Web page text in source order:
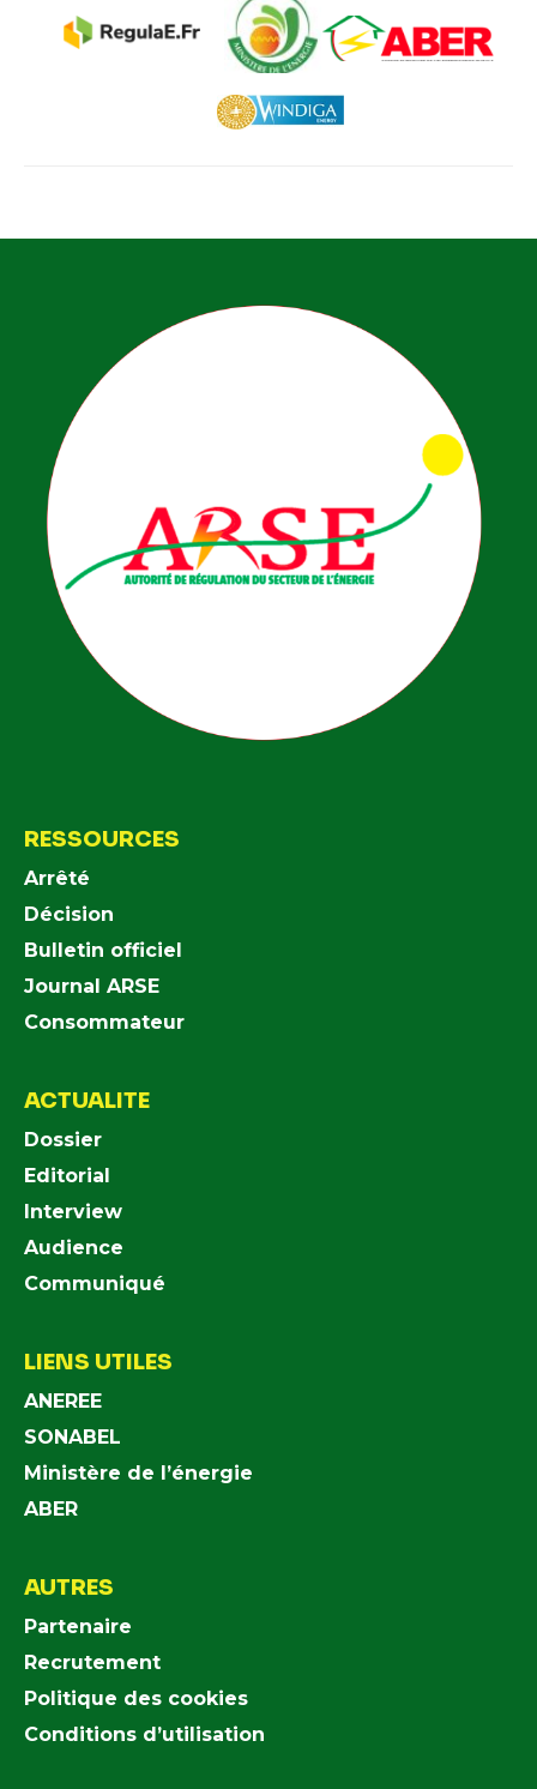
RESSOURCES
Arrêté
Décision
Bulletin officiel
Journal ARSE
Consommateur
ACTUALITE
Dossier
Editorial
Interview
Audience
Communiqué
LIENS UTILES
ANEREE
SONABEL
Ministère de l’énergie
ABER
AUTRES
Partenaire
Recrutement
Politique des cookies
Conditions d’utilisation